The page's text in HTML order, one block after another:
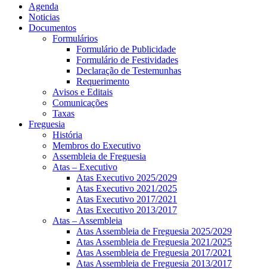
Agenda
Noticias
Documentos
Formulários
Formulário de Publicidade
Formulário de Festividades
Declaração de Testemunhas
Requerimento
Avisos e Editais
Comunicações
Taxas
Freguesia
História
Membros do Executivo
Assembleia de Freguesia
Atas – Executivo
Atas Executivo 2025/2029
Atas Executivo 2021/2025
Atas Executivo 2017/2021
Atas Executivo 2013/2017
Atas – Assembleia
Atas Assembleia de Freguesia 2025/2029
Atas Assembleia de Freguesia 2021/2025
Atas Assembleia de Freguesia 2017/2021
Atas Assembleia de Freguesia 2013/2017